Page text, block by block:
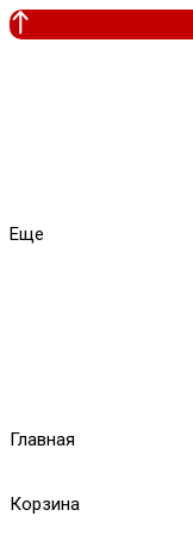
Еще
Главная
Корзина